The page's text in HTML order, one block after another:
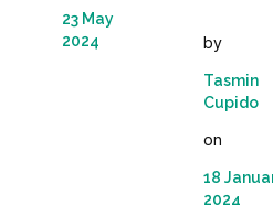
23 May
2024
by
Tasmin
Cupido
on
18
2024